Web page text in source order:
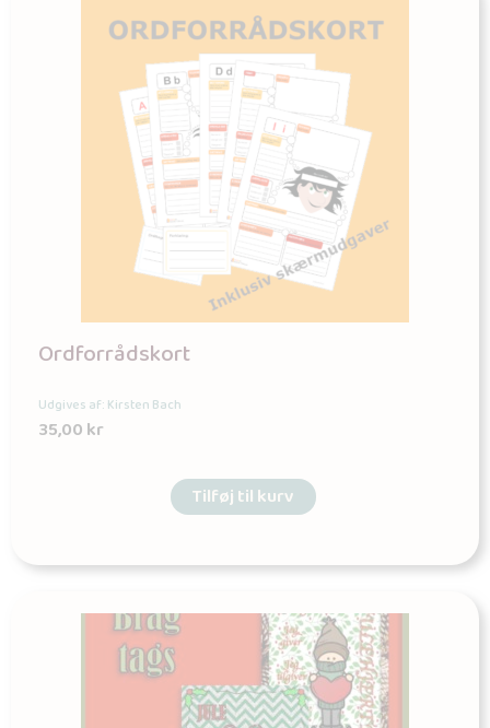
Ordforrådskort
Udgives af: Kirsten Bach
35,00kr
Tilføj til kurv